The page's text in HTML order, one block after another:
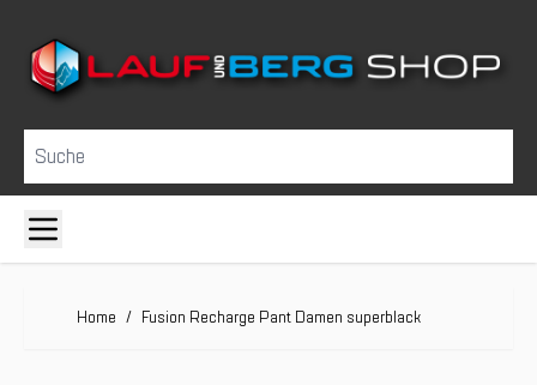
Suche
Home / Fusion Recharge Pant Damen superblack